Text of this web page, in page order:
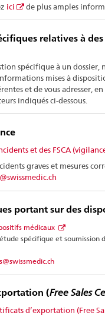
ici de plus amples
relatives à
spécifique à un dossier,
mises à
et de vous adresser, en
indiqués ci-dessous.
et des FSCA
graves et mesures
portant sur des
médicaux
spécifique et soumission
(Free Sales
d’exportation (Free